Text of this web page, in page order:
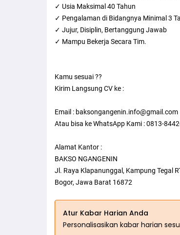
✓ Usia Maksimal 40 Tahun
✓ Pengalaman di Bidangnya Minimal 3
✓ Jujur, Disiplin, Bertanggung Jawab
✓ Mampu Bekerja Secara Tim.
Kamu sesuai ??
Kirim Langsung CV ke :
Email : baksongangenin.info@gmail.com
Atau bisa ke WhatsApp Kami : 0813-
Alamat Kantor :
BAKSO NGANGENIN
Jl. Raya Klapanunggal, Kampung Tegal
Bogor, Jawa Barat 16872
Atur Kabar Harian Anda
Personalisasikan kabar harian